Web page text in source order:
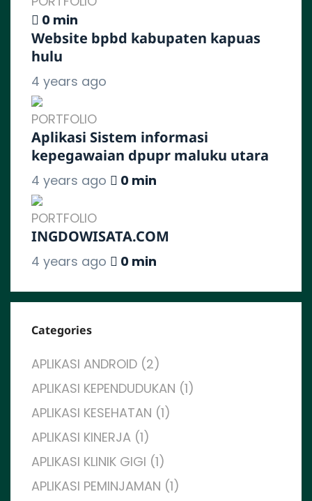
0 min
Website bpbd kabupaten kapuas
hulu
4 years ago
PORTFOLIO
Aplikasi Sistem informasi
kepegawaian dpupr maluku utara
4 years ago 0 min
PORTFOLIO
INGDOWISATA.COM
4 years ago 0 min
Categories
APLIKASI ANDROID (2)
APLIKASI KEPENDUDUKAN (1)
APLIKASI KESEHATAN (1)
APLIKASI KINERJA (1)
APLIKASI KLINIK GIGI (1)
APLIKASI PEMINJAMAN (1)